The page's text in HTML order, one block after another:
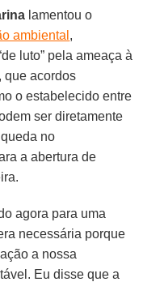
lamentou o
ambiental ,
luto” pela ameaça à
que acordos
o estabelecido entre
ser diretamente
no
a abertura de
agora para uma
necessária porque
a nossa
Eu disse que a